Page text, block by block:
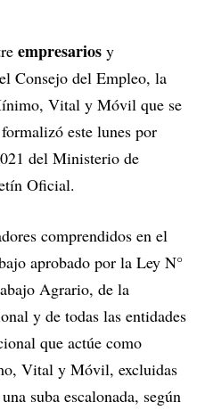
empresarios y
Consejo del Empleo, la
Vital y Móvil que se
este lunes por
del Ministerio de
Oficial.
comprendidos en el
aprobado por la Ley N°
Agrario, de la
y de todas las entidades
que actúe como
Vital y Móvil, excluidas
suba escalonada, según